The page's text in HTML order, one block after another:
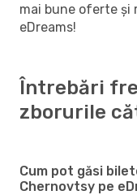
mai bune oferte și
eDreams!
Întrebări
zborurile
Cum pot găsi
Chernovtsy pe